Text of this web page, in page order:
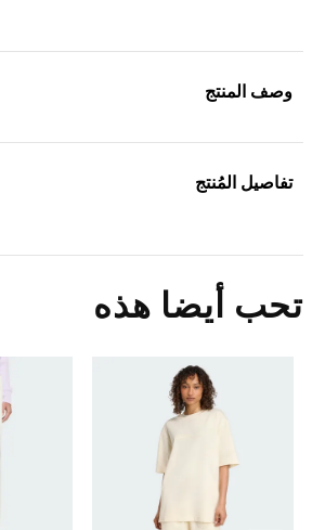
وصف المنتج
تفاصيل المُنتج
تحب أيضا هذه